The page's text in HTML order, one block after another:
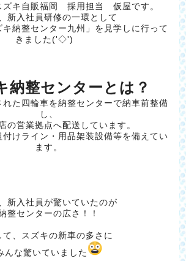
ズキ自販福岡 採用担当 仮屋です。
新入社員研修の一環として
納整センター九州」を見学しに行って
きました('◇')ゞ
納整センターとは？
れた四輪車を納整センターで納車前整備
し、
の営業拠点へ配送しています。
けライン・用品架装設備等を備えてい
ます。
新入社員が驚いていたのが
整センターの広さ！！
て、スズキの新車の多さに
んな驚いていました